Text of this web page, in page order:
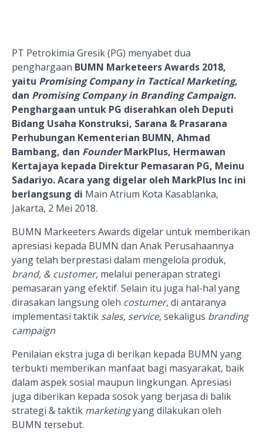
PT Petrokimia Gresik (PG) menyabet dua
penghargaan BUMN Marketeers Awards 2018,
yaitu Promising Company in Tactical Marketing,
dan Promising Company in Branding Campaign.
Penghargaan untuk PG diserahkan oleh Deputi
Bidang Usaha Konstruksi, Sarana & Prasarana
Perhubungan Kementerian BUMN, Ahmad
Bambang, dan FounderMarkPlus, Hermawan
Kertajaya kepada Direktur Pemasaran PG, Meinu
Sadariyo. Acara yang digelar oleh MarkPlus Inc ini
berlangsung di Main Atrium Kota Kasablanka,
Jakarta, 2 Mei 2018.
BUMN Markeeters Awards digelar untuk memberikan
apresiasi kepada BUMN dan Anak Perusahaannya
yang telah berprestasi dalam mengelola produk,
brand, & customer, melalui penerapan strategi
pemasaran yang efektif. Selain itu juga hal-hal yang
dirasakan langsung oleh costumer, di antaranya
implementasi taktik sales, service, sekaligus branding
campaign
Penilaian ekstra juga di berikan kepada BUMN yang
terbukti memberikan manfaat bagi masyarakat, baik
dalam aspek sosial maupun lingkungan. Apresiasi
juga diberikan kepada sosok yang berjasa di balik
strategi & taktik marketingyang dilakukan oleh
BUMN tersebut.